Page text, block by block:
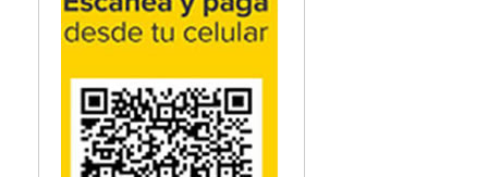
Osteopatía
Otorrinolaringología
Podología
Psicología
Psiquiatría
Química